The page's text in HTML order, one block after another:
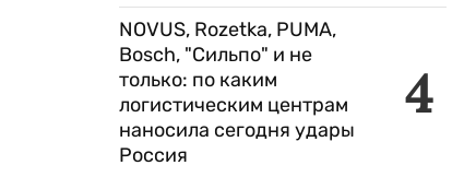
4
NOVUS, Rozetka, PUMA,
Bosch, "Сильпо" и не
только: по каким
логистическим центрам
наносила сегодня удары
Россия